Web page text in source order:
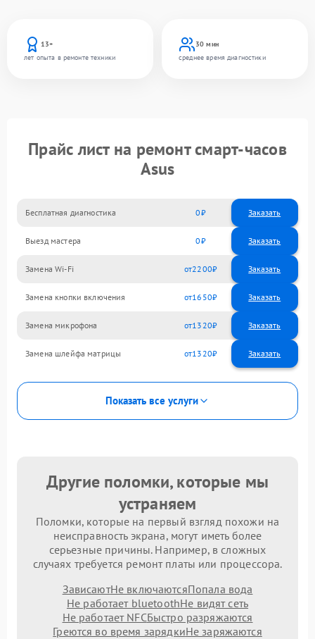
13+
лет опыта в ремонте техники
30 мин
среднее время диагностики
Прайс лист на ремонт смарт-часов
Asus
Бесплатная диагностика 0 Заказать
Выезд мастера 0 Заказать
Замена Wi-Fi 2200
Замена кнопки включения 1650
Замена микрофона 1320
Замена шлейфа матрицы 1320
Показать все услуги
Другие поломки, которые мы
устраняем
Поломки, которые на первый взгляд похожи на
неисправность экрана, могут иметь более
серьезные причины. Например, в сложных
случаях требуется ремонт платы или процессора.
ЗависаютНе включаютсяПопала вода
Не работает bluetoothНе видят сеть
Не работает NFCБыстро разряжаются
Греются во время зарядкиНе заряжаются